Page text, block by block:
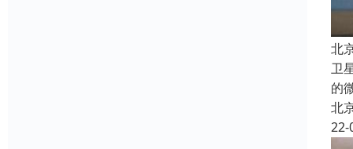
北
卫
的
北
22-